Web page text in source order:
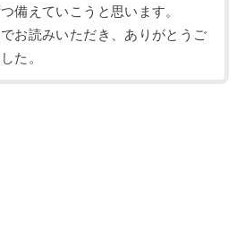
備えていこうと思います。
お読みいただき、ありがとうご
た。